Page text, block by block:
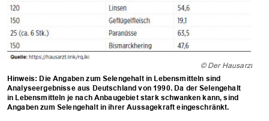
OK
© Der Hausarzt
Hinweis: Die Angaben zum Selengehalt in Lebensmitteln sind
Analyseergebnisse aus Deutschland von 1990. Da der Selengehalt
in Lebensmitteln je nach Anbaugebiet stark schwanken kann, sind
Angaben zum Selengehalt in ihrer Aussagekraft eingeschränkt.